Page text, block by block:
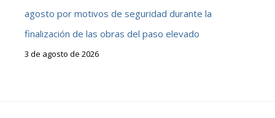
agosto por motivos de seguridad durante la
finalización de las obras del paso elevado
3 de agosto de 2026